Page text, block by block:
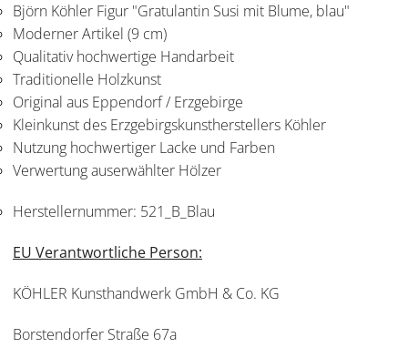
Björn Köhler Figur "Gratulantin Susi mit Blume, blau"
Moderner Artikel (9 cm)
Qualitativ hochwertige Handarbeit
Traditionelle Holzkunst
Original aus Eppendorf / Erzgebirge
Kleinkunst des Erzgebirgskunstherstellers Köhler
Nutzung hochwertiger Lacke und Farben
Verwertung auserwählter Hölzer
Herstellernummer: 521_B_Blau
EU Verantwortliche Person:
KÖHLER Kunsthandwerk GmbH & Co. KG
Borstendorfer Straße 67a